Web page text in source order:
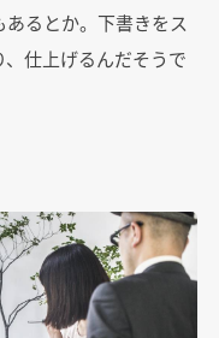
るとか。下書きをス
仕上げるんだそうで